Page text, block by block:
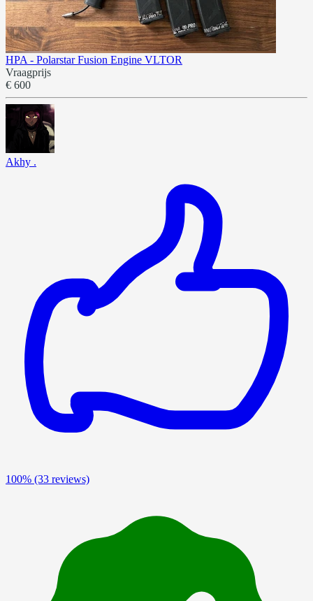
HPA - Polarstar Fusion Engine VLTOR
Vraagprijs
€ 600
Akhy .
100% (33 reviews)